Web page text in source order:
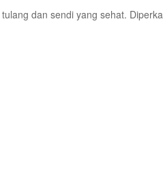
dan sendi yang sehat.